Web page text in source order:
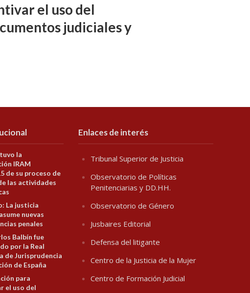
el uso del
judiciales y
la
IRAM
de su proceso de
las actividades
La justicia
nuevas
penales
Balbín fue
por la Real
de Jurisprudencia
de España
para
el uso del
Enlaces de interés
Tribunal Superior de Justicia
Observatorio de Políticas
Penitenciarias y DD.HH.
Observatorio de Género
Jusbaires Editorial
Defensa del litigante
Centro de la Justicia de la Mujer
Centro de Formación Judicial